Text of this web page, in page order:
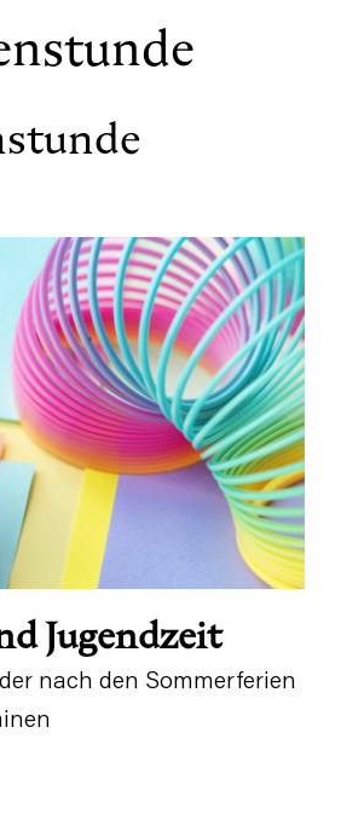
Jugendzeit
nach den Sommerferien